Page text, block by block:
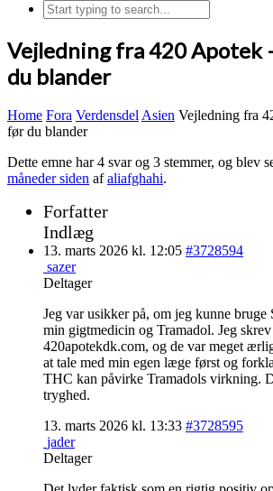
Vejledning fra 420 Apotek
du blander
Home Fora Verdensdel Asien Vejledning fra
før du blander
Dette emne har 4 svar og 3 stemmer, og blev
måneder siden afaliafghahi.
Forfatter
Indlæg
13. marts 2026 kl. 12:05 #3728594
sazer
Deltager
Jeg var usikker på, om jeg kunne bruge
min gigtmedicin og Tramadol. Jeg
420apotekdk.com, og de var meget
at tale med min egen læge først og
THC kan påvirke Tramadols virkning.
tryghed.
13. marts 2026 kl. 13:33 #3728595
jader
Deltager